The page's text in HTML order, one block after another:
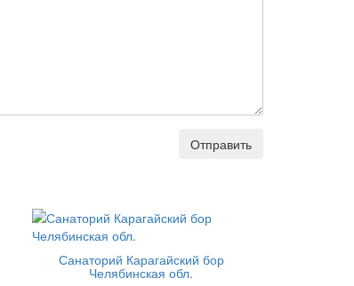
Отправить
Санаторий Карагайский бор
Челябинская обл.